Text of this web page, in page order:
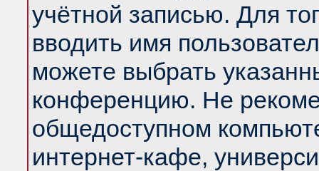
учётной записью. Для
вводить имя
можете выбрать
конференцию. Не
общедоступном
интернет-кафе,